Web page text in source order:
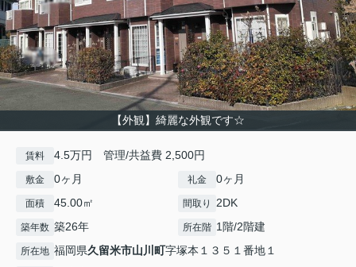
【外観】綺麗な外観です☆
賃料 4.5万円 管理/共益費 2,500円
敷金 0ヶ月 礼金 0ヶ月
面積 45.00㎡ 間取り 2DK
築年数 築26年 所在階 1階/2階建
所在地 福岡県久留米市山川町字塚本１３５１番地１